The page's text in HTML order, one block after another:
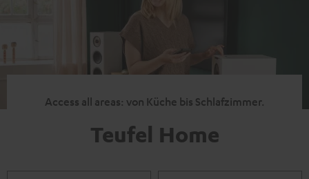
Access all areas: von Küche bis Schlafzimmer.
Teufel Home